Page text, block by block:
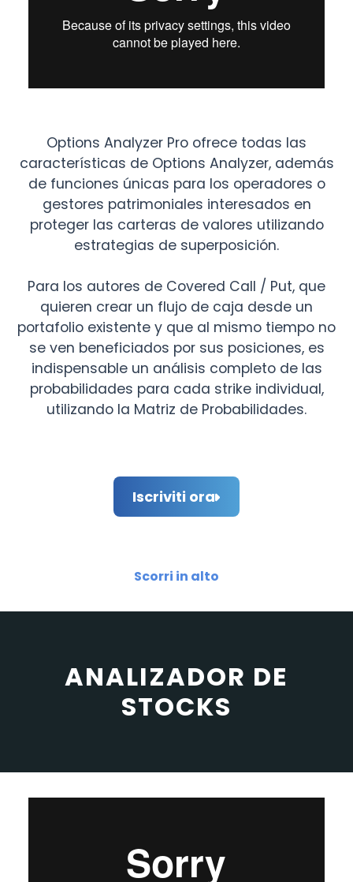
Options Analyzer Pro ofrece todas las
características de Options Analyzer, además
de funciones únicas para los operadores o
gestores patrimoniales interesados en
proteger las carteras de valores utilizando
estrategias de superposición.
Para los autores de Covered Call / Put, que
quieren crear un flujo de caja desde un
portafolio existente y que al mismo tiempo no
se ven beneficiados por sus posiciones, es
indispensable un análisis completo de las
probabilidades para cada strike individual,
utilizando la Matriz de Probabilidades.
Iscriviti ora
Scorri in alto
ANALIZADOR DE
STOCKS